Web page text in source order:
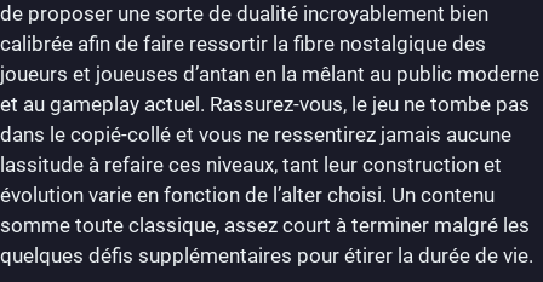
de proposer une sorte de dualité incroyablement bien
calibrée afin de faire ressortir la fibre nostalgique des
joueurs et joueuses d’antan en la mêlant au public moderne
et au gameplay actuel. Rassurez-vous, le jeu ne tombe pas
dans le copié-collé et vous ne ressentirez jamais aucune
lassitude à refaire ces niveaux, tant leur construction et
évolution varie en fonction de l’alter choisi. Un contenu
somme toute classique, assez court à terminer malgré les
quelques défis supplémentaires pour étirer la durée de vie.